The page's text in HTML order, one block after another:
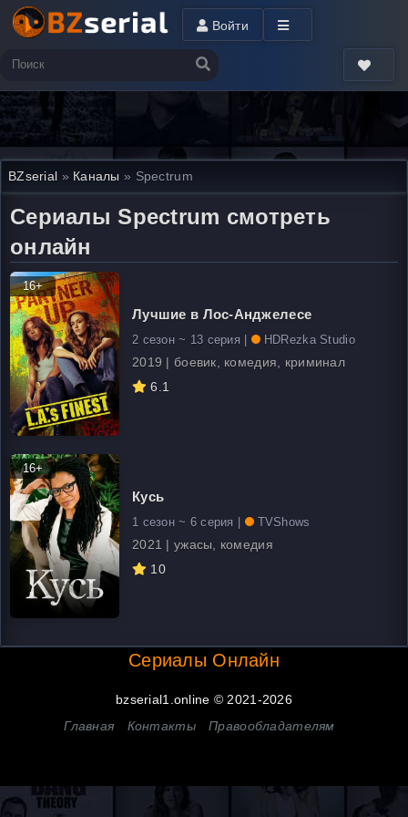
Войти
BZserial » Каналы » Spectrum
Сериалы Spectrum смотреть
онлайн
16+
Лучшие в Лос-Анджелесе
2 сезон ~ 13 серия | HDRezka Studio
2019 | боевик, комедия, криминал
6.1
16+
Кусь
1 сезон ~ 6 серия | TVShows
2021 | ужасы, комедия
10
Сериалы Онлайн
bzserial1.online © 2021-2026
Главная
Контакты Правообладателям